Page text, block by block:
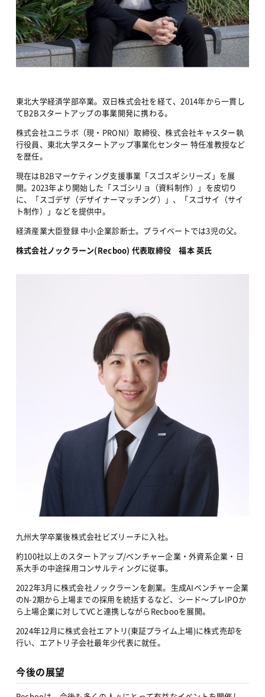
東北大学経済学部卒業。双日株式会社を経て、2014年から一貫し
てB2Bスタートアップの事業開発に携わる。
株式会社ユニラボ（現・PRONI）取締役、株式会社キャスター執
行役員、東北大学スタートアップ事業化センター 特任准教授など
を歴任。
現在はB2Bマーケティング支援事業「スゴスギシリーズ」を展
開。2023年より開始した「スゴシリョ（資料制作）」を皮切り
に、「スゴデザ（デザイナーマッチング）」、「スゴサイ（サイ
ト制作）」などを提供中。
経済産業大臣登録 中小企業診断士。プライベートでは3児の父。
株式会社ノックラーン(Recboo) 代表取締役　福本 英氏
九州大学卒業後株式会社ビズリーチに入社。
約100社以上のスタートアップ/ベンチャー企業・外資系企業・日
系大手の中途採用コンサルティングに従事。
2022年3月に株式会社ノックラーンを創業。生成AIベンチャー企業
のN-2期から上場までの採用を統括するなど、シード〜プレIPOか
ら上場企業に対してVCと連携しながらRecbooを展開。
2024年12月に株式会社エアトリ(東証プライム上場)に株式売却を
行い、エアトリ子会社最年少代表に就任。
今後の展望